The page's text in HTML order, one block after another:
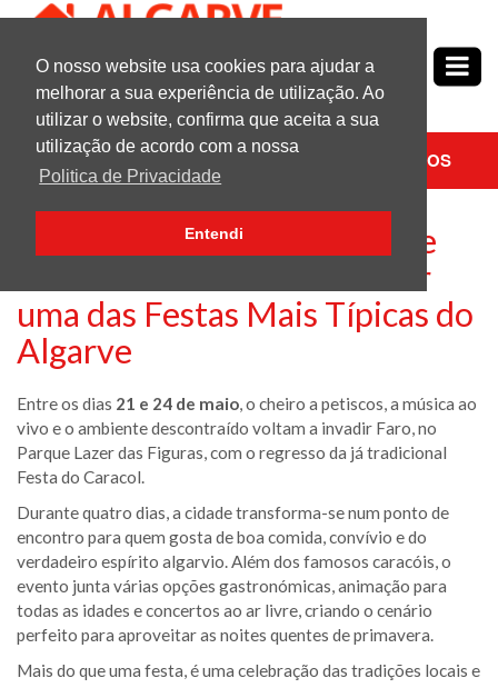
O nosso website usa cookies para ajudar a
melhorar a sua experiência de utilização. Ao
utilizar o website, confirma que aceita a sua
utilização de acordo com a nossa
Politica de Privacidade
Entendi
Nº1emPropriedades no Algarve
PESQUISAR CONTACTE-NOS
Caracóis, Música e Noites de
Verão: Faro Volta a Celebrar
uma das Festas Mais Típicas do
Algarve
Entre os dias 21 e 24 de maio, o cheiro a petiscos, a música ao
vivo e o ambiente descontraído voltam a invadir Faro, no
Parque Lazer das Figuras, com o regresso da já tradicional
Festa do Caracol.
Durante quatro dias, a cidade transforma-se num ponto de
encontro para quem gosta de boa comida, convívio e do
verdadeiro espírito algarvio. Além dos famosos caracóis, o
evento junta várias opções gastronómicas, animação para
todas as idades e concertos ao ar livre, criando o cenário
perfeito para aproveitar as noites quentes de primavera.
Mais do que uma festa, é uma celebração das tradições locais e